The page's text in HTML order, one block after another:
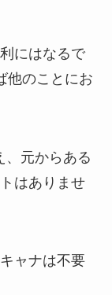
にはなるで
他のことにお
、元からある
はありませ
ャナは不要